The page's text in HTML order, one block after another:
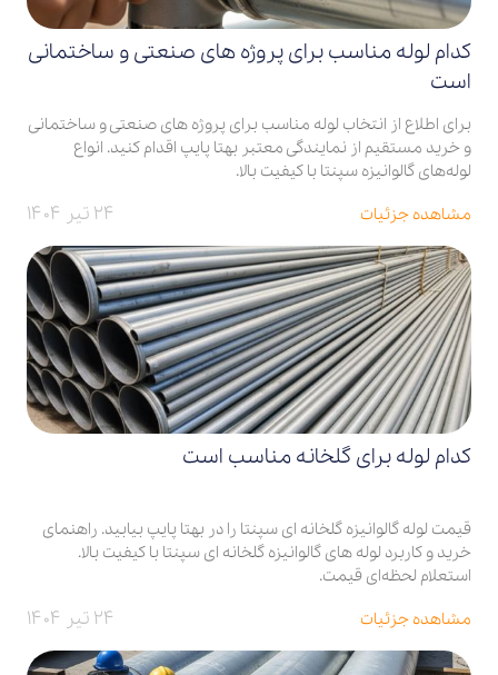
کدام لوله مناسب برای پروژه های صنعتی و ساختمانی
است
برای اطلاع از انتخاب لوله مناسب برای پروژه های صنعتی و ساختمانی
و خرید مستقیم از نمایندگی معتبر بهتا پایپ اقدام کنید. انواع
لوله‌های گالوانیزه سپنتا با کیفیت بالا.
مشاهده جزئیات
۲۴ تیر ۱۴۰۴
کدام لوله برای گلخانه مناسب است
قیمت لوله گالوانیزه گلخانه ای سپنتا را در بهتا پایپ بیابید. راهنمای
خرید و کاربرد لوله های گالوانیزه گلخانه ای سپنتا با کیفیت بالا.
استعلام لحظه‌ای قیمت.
مشاهده جزئیات
۲۴ تیر ۱۴۰۴